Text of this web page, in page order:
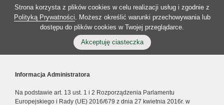
Strona korzysta z plików cookies w celu realizacji usług i zgodnie z
Polityką Prywatności. Możesz określić warunki przechowywania lub
dostępu do plików cookies w Twojej przeglądarce.
Akceptuję ciasteczka
Informacja Administratora
Na podstawie art. 13 ust. 1 i 2 Rozporządzenia Parlamentu
Europejskiego i Rady (UE) 2016/679 z dnia 27 kwietnia 2016r. w